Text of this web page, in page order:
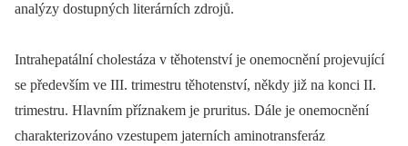
analýzy dostupných literárních zdrojů.
Intrahepatální cholestáza v těhotenství je onemocnění projevující
se především ve III. trimestru těhotenství, někdy již na konci II.
trimestru. Hlavním příznakem je pruritus. Dále je onemocnění
charakterizováno vzestupem jaterních aminotransferáz